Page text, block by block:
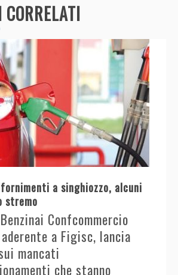
a singhiozzo, alcuni
stremo
Confcommercio
a Figisc, lancia
mancati
che stanno